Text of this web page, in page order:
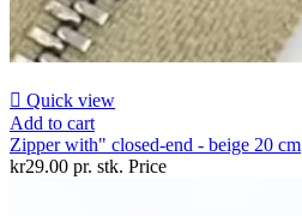
 Quick view
Add to cart
Zipper with" closed-end - beige 20 cm
kr29.00 pr. stk. Price